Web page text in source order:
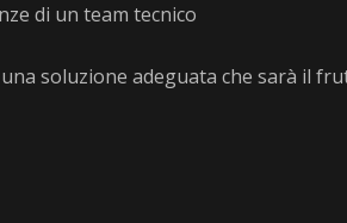
di un team tecnico
soluzione adeguata che sarà il